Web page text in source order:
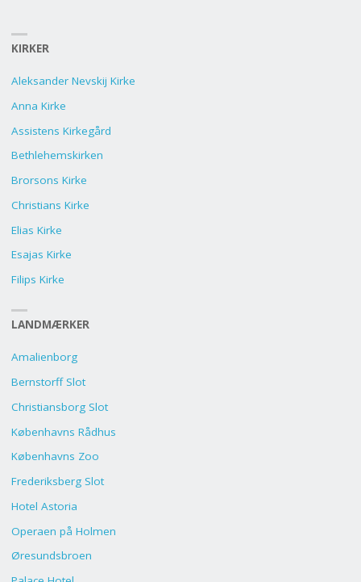
KIRKER
Aleksander Nevskij Kirke
Anna Kirke
Assistens Kirkegård
Bethlehemskirken
Brorsons Kirke
Christians Kirke
Elias Kirke
Esajas Kirke
Filips Kirke
LANDMÆRKER
Amalienborg
Bernstorff Slot
Christiansborg Slot
Københavns Rådhus
Københavns Zoo
Frederiksberg Slot
Hotel Astoria
Operaen på Holmen
Øresundsbroen